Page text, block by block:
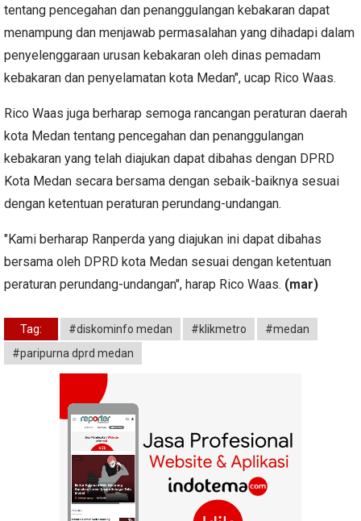
tentang pencegahan dan penanggulangan kebakaran dapat
menampung dan menjawab permasalahan yang dihadapi dalam
penyelenggaraan urusan kebakaran oleh dinas pemadam
kebakaran dan penyelamatan kota Medan", ucap Rico Waas.
Rico Waas juga berharap semoga rancangan peraturan daerah
kota Medan tentang pencegahan dan penanggulangan
kebakaran yang telah diajukan dapat dibahas dengan DPRD
Kota Medan secara bersama dengan sebaik-baiknya sesuai
dengan ketentuan peraturan perundang-undangan.
"Kami berharap Ranperda yang diajukan ini dapat dibahas
bersama oleh DPRD kota Medan sesuai dengan ketentuan
peraturan perundang-undangan", harap Rico Waas. (mar)
Tag: #diskominfo medan #klikmetro
#medan
#paripurna dprd medan